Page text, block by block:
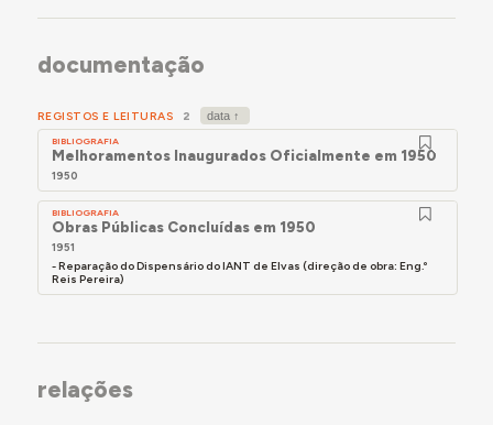
documentação
REGISTOS E LEITURAS 2
BIBLIOGRAFIA
Melhoramentos Inaugurados Oficialmente em 1950
1950
BIBLIOGRAFIA
Obras Públicas Concluídas em 1950
1951
- Reparação do Dispensário do IANT de Elvas (direção de obra: Eng.º
Reis Pereira)
relações